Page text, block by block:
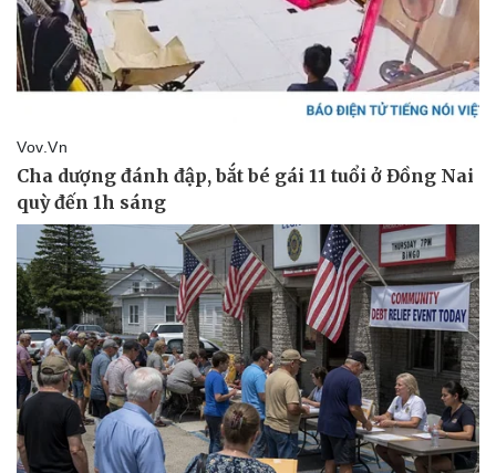
Kinh tế
Bất động sản
Khởi nghiệp
Thị trường
Giá vàng
Tiêu dùng
Tỷ giá
Chứng khoán
Giá cà phê